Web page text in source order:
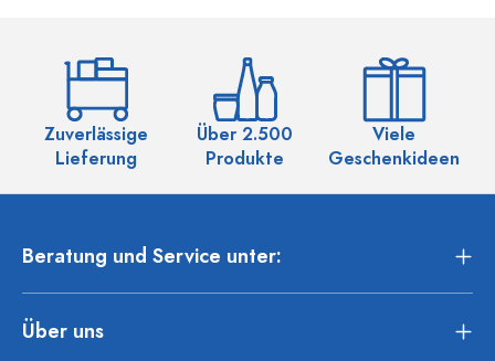
Zuverlässige
Lieferung
Über 2.500
Produkte
Viele
Geschenkideen
Beratung und Service unter:
Über uns